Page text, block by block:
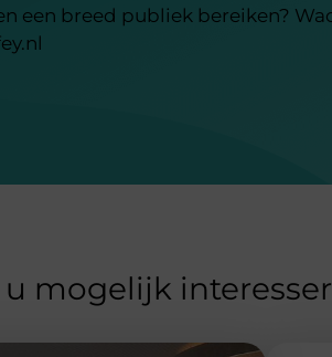
een breed publiek bereiken?
mogelijk